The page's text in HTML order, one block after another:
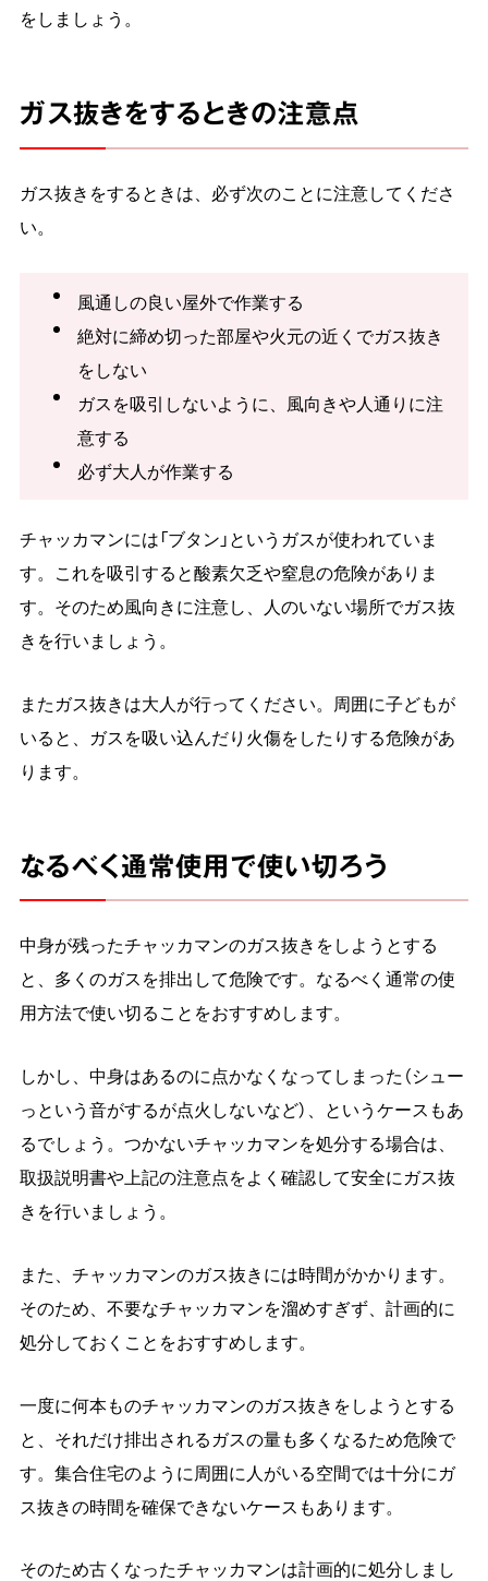
をしましょう。
ガス抜きをするときの注意点
ガス抜きをするときは、必ず次のことに注意してくださ
い。
風通しの良い屋外で作業する
絶対に締め切った部屋や火元の近くでガス抜き
をしない
ガスを吸引しないように、風向きや人通りに注
意する
必ず大人が作業する
チャッカマンには「ブタン」というガスが使われていま
す。これを吸引すると酸素欠乏や窒息の危険がありま
す。そのため風向きに注意し、人のいない場所でガス抜
きを行いましょう。
またガス抜きは大人が行ってください。周囲に子どもが
いると、ガスを吸い込んだり火傷をしたりする危険があ
ります。
なるべく通常使用で使い切ろう
中身が残ったチャッカマンのガス抜きをしようとする
と、多くのガスを排出して危険です。なるべく通常の使
用方法で使い切ることをおすすめします。
しかし、中身はあるのに点かなくなってしまった（シュー
っという音がするが点火しないなど）、というケースもあ
るでしょう。つかないチャッカマンを処分する場合は、
取扱説明書や上記の注意点をよく確認して安全にガス抜
きを行いましょう。
また、チャッカマンのガス抜きには時間がかかります。
そのため、不要なチャッカマンを溜めすぎず、計画的に
処分しておくことをおすすめします。
一度に何本ものチャッカマンのガス抜きをしようとする
と、それだけ排出されるガスの量も多くなるため危険で
す。集合住宅のように周囲に人がいる空間では十分にガ
ス抜きの時間を確保できないケースもあります。
そのため古くなったチャッカマンは計画的に処分しまし